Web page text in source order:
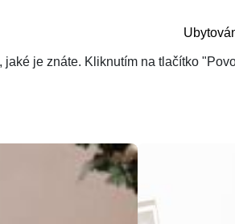
je znáte. Kliknutím na tlačítko